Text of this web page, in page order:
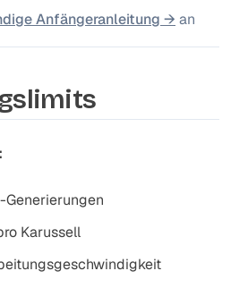
Anfängeranleitung → an
Generierungen
Karussell